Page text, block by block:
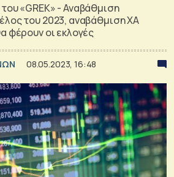
«GREK» - Αναβάθμιση
του 2023, αναβάθμιση ΧΑ
φέρουν οι εκλογές
08.05.2023, 16:48